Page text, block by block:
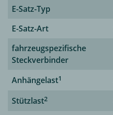
E-Satz-Typ
E-Satz-Art
fahrzeugspezifische
Steckverbinder
Anhängelast1
Stützlast2